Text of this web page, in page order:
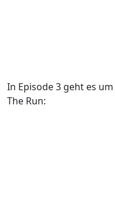
In Episode 3 geht es
The Run: